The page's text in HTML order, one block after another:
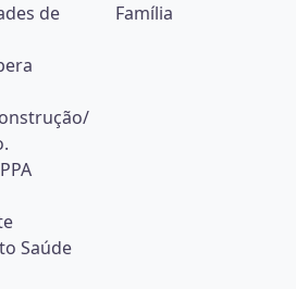
de
Saúde
Família